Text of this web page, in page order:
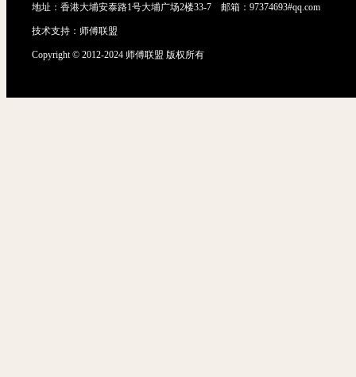
地址：香港大埔安泰路1号大埔广场2楼33-7 邮箱：97374693#qq.com
技术支持： 师傅联盟
Copyright © 2012-2024 师傅联盟 版权所有